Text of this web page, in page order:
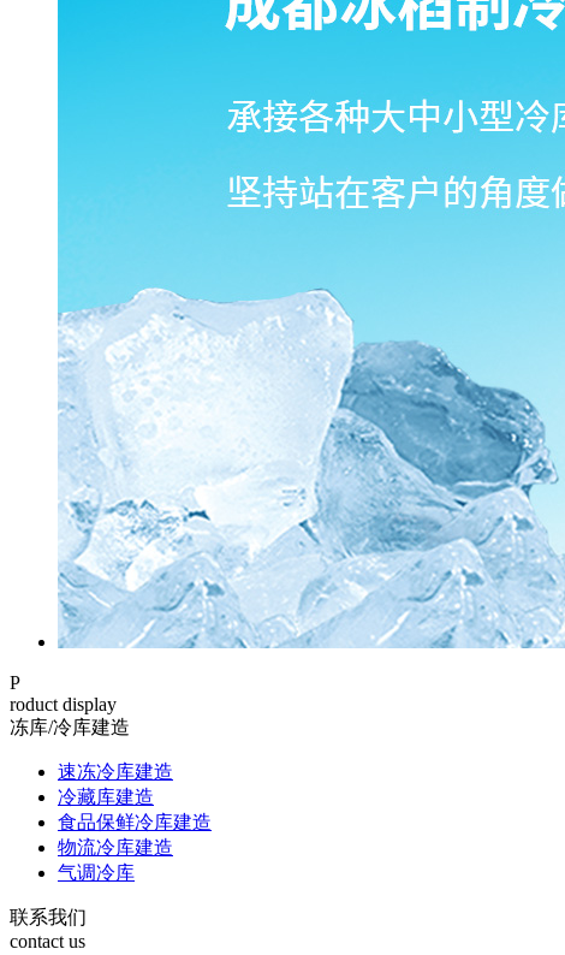
P
roduct display
冻库/冷库建造
速冻冷库建造
冷藏库建造
食品保鲜冷库建造
物流冷库建造
气调冷库
联系我们
contact us